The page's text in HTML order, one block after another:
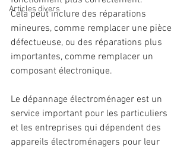
Articles divers
Cela peut inclure des réparations
mineures, comme remplacer une pièce
défectueuse, ou des réparations plus
importantes, comme remplacer un
composant électronique.
Le dépannage électroménager est un
service important pour les particuliers
et les entreprises qui dépendent des
appareils électroménagers pour leur